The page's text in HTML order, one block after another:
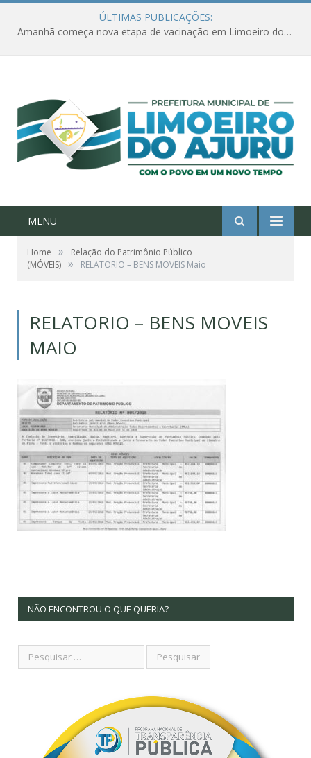
ÚLTIMAS PUBLICAÇÕES:
Amanhã começa nova etapa de vacinação em Limoeiro do Ajuru para idosos com 65 ou mais
MENU
Home »
Relação do Patrimônio Público
(MÓVEIS) » RELATORIO – BENS MOVEIS Maio
RELATORIO – BENS MOVEIS
MAIO
NÃO ENCONTROU O QUE QUERIA?